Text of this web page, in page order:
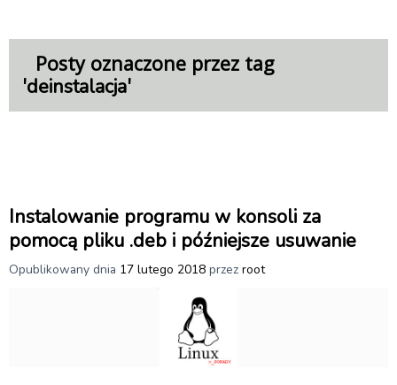
Posty oznaczone przez tag
'deinstalacja'
Instalowanie programu w konsoli za
pomocą pliku .deb i późniejsze usuwanie
Opublikowany dnia 17 lutego 2018 przez root